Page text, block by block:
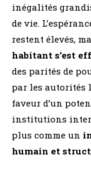
inégalités
de vie.
restent élevés,
habitant s’est
des parités de
par les autorités
faveur d’un
institutions
plus comme un
humain et